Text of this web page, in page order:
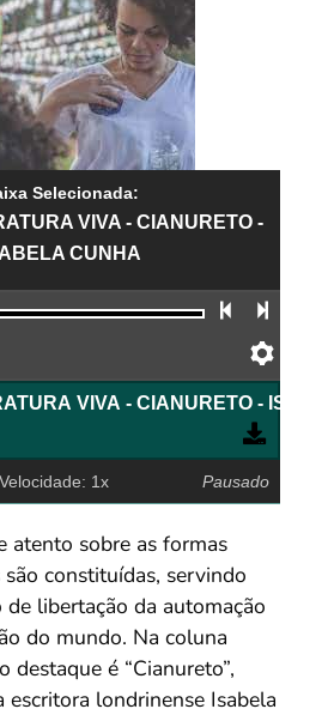
Selecionada:
VIVA - CIANURETO -
CUNHA
Faixa
VIVA - CIANURETO -
Velocidade: 1x Pausado
atento sobre as formas
constituídas, servindo
libertação da automação
do mundo. Na coluna
destaque é “Cianureto”,
escritora londrinense Isabela